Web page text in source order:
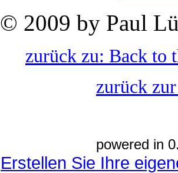
© 2009 by Paul
zurück zu: Back to
zurück
powered in
Erstellen Sie Ihre